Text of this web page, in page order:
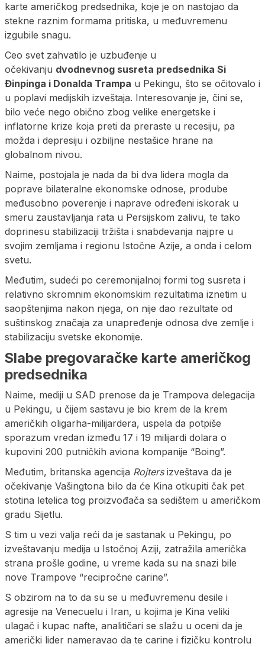
karte američkog predsednika, koje je on nastojao da
stekne raznim formama pritiska, u međuvremenu
izgubile snagu.
Ceo svet zahvatilo je uzbuđenje u
očekivanju dvodnevnog susreta predsednika Si
Đinpinga i Donalda Trampa u Pekingu, što se očitovalo i
u poplavi medijskih izveštaja. Interesovanje je, čini se,
bilo veće nego obično zbog velike energetske i
inflatorne krize koja preti da preraste u recesiju, pa
možda i depresiju i ozbiljne nestašice hrane na
globalnom nivou.
Naime, postojala je nada da bi dva lidera mogla da
poprave bilateralne ekonomske odnose, prodube
međusobno poverenje i naprave određeni iskorak u
smeru zaustavljanja rata u Persijskom zalivu, te tako
doprinesu stabilizaciji tržišta i snabdevanja najpre u
svojim zemljama i regionu Istočne Azije, a onda i celom
svetu.
Međutim, sudeći po ceremonijalnoj formi tog susreta i
relativno skromnim ekonomskim rezultatima iznetim u
saopštenjima nakon njega, on nije dao rezultate od
suštinskog značaja za unapređenje odnosa dve zemlje i
stabilizaciju svetske ekonomije.
Slabe pregovaračke karte američkog
predsednika
Naime, mediji u SAD prenose da je Trampova delegacija
u Pekingu, u čijem sastavu je bio krem de la krem
američkih oligarha-milijardera, uspela da potpiše
sporazum vredan između 17 i 19 milijardi dolara o
kupovini 200 putničkih aviona kompanije “Boing”.
Međutim, britanska agencija Rojtersizveštava da je
očekivanje Vašingtona bilo da će Kina otkupiti čak pet
stotina letelica tog proizvođača sa sedištem u američkom
gradu Sijetlu.
S tim u vezi valja reći da je sastanak u Pekingu, po
izveštavanju medija u Istočnoj Aziji, zatražila američka
strana prošle godine, u vreme kada su na snazi bile
nove Trampove “recipročne carine”.
S obzirom na to da su se u međuvremenu desile i
agresije na Venecuelu i Iran, u kojima je Kina veliki
ulagač i kupac nafte, analitičari se slažu u oceni da je
američki lider nameravao da te carine i fizičku kontrolu